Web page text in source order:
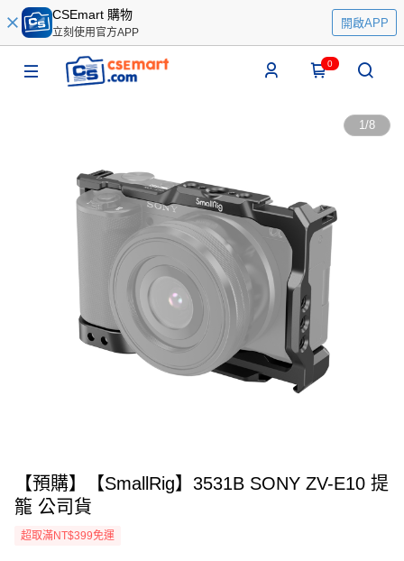
CSEmart 購物
立刻使用官方APP
開啟APP
0
1/8
【預購】【SmallRig】3531B SONY ZV-E10 提
籠 公司貨
超取滿NT$399免運